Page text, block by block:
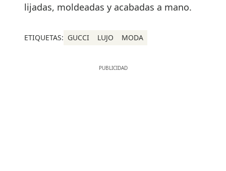
lijadas, moldeadas y acabadas a mano.
ETIQUETAS: GUCCI LUJO MODA